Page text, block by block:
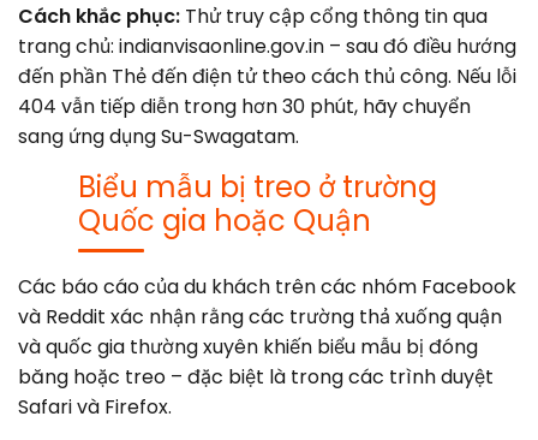
Cách khắc phục: Thử truy cập cổng thông tin qua
trang chủ: indianvisaonline.gov.in – sau đó điều hướng
đến phần Thẻ đến điện tử theo cách thủ công. Nếu lỗi
404 vẫn tiếp diễn trong hơn 30 phút, hãy chuyển
sang ứng dụng Su-Swagatam.
Biểu mẫu bị treo ở trường
Quốc gia hoặc Quận
Các báo cáo của du khách trên các nhóm Facebook
và Reddit xác nhận rằng các trường thả xuống quận
và quốc gia thường xuyên khiến biểu mẫu bị đóng
băng hoặc treo – đặc biệt là trong các trình duyệt
Safari và Firefox.